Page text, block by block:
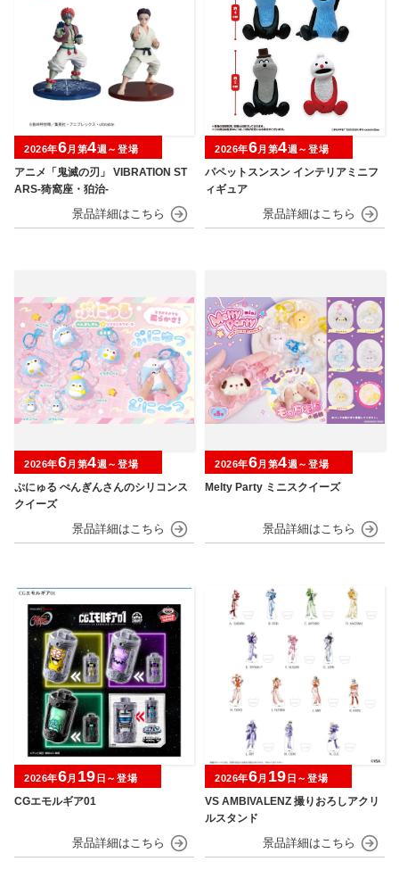
アニメ「鬼滅の刃」 VIBRATION ST
ARS-猗窩座・狛治-
2026年6月第4週～登場
パペットスンスン インテリアミニフ
ィギュア
2026年6月第4週～登場
ぷにゅる ぺんぎんさんのシリコンス
クイーズ
2026年6月第4週～登場
Melty Party ミニスクイーズ
2026年6月第4週～登場
CGエモルギア01
2026年6月 19 日～登場
VS AMBIVALENZ 撮りおろしアクリ
ルスタンド
2026年6月 19 日～登場